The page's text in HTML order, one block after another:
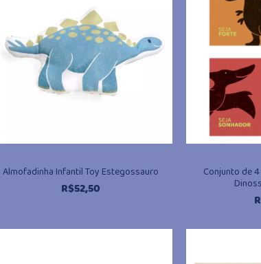
Almofadinha Infantil Toy Estegossauro
R$52,50
Conjunto de